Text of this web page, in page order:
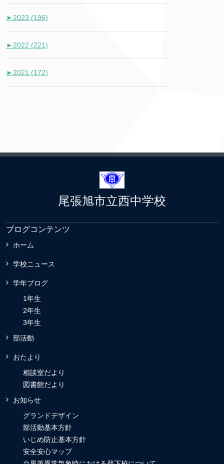
► 2023 (196)
► 2022 (221)
► 2021 (172)
尾張旭市立西中学校
ブログコンテンツ
ホーム
学校ニュース
学年ブログ
1年生
2年生
3年生
部活動
おたより
相談室だより
図書館だより
お知らせ
グランドデザイン
部活動基本方針
いじめ防止基本方針
安全安心マップ